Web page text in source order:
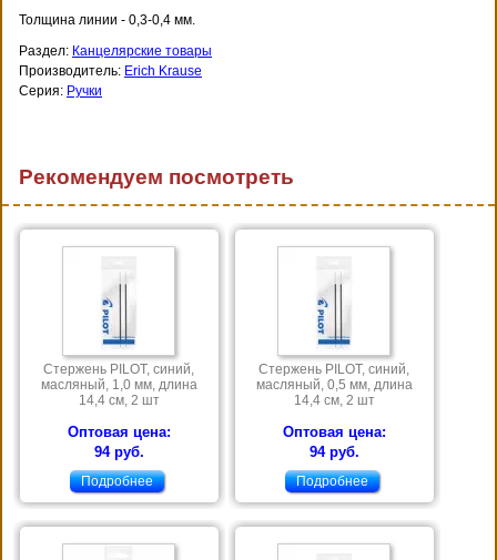
Толщина линии - 0,3-0,4 мм.
Раздел: Канцелярские товары
Производитель: Erich Krause
Серия: Ручки
Рекомендуем посмотреть
Стержень PILOT, синий,
масляный, 1,0 мм, длина
14,4 см, 2 шт
Оптовая цена:
94 руб.
Подробнее
Стержень PILOT, синий,
масляный, 0,5 мм, длина
14,4 см, 2 шт
Оптовая цена:
94 руб.
Подробнее